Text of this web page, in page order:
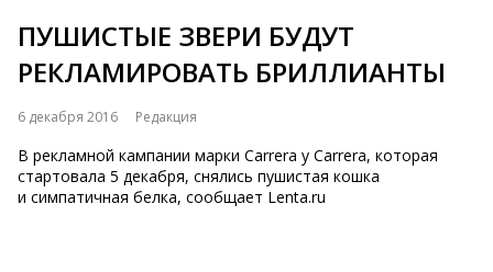
ПУШИСТЫЕ ЗВЕРИ БУДУТ
РЕКЛАМИРОВАТЬ БРИЛЛИАНТЫ
6 декабря 2016 Редакция
В рекламной кампании марки Carrera y Carrera, которая
стартовала 5 декабря, снялись пушистая кошка
и симпатичная белка, сообщает Lenta.ru